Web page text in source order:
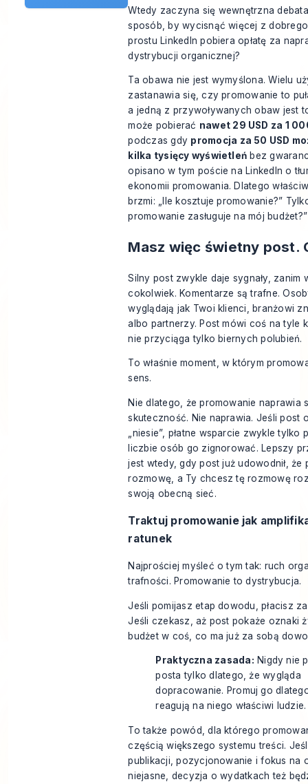
Wtedy zaczyna się wewnętrzna
sposób, by wycisnąć więcej z
prostu LinkedIn pobiera opłatę za
dystrybucji organicznej?
Ta obawa nie jest wymyślona. Wielu
zastanawia się, czy promowanie to
a jedną z przywoływanych obaw jest
może pobierać nawet 29 USD za 1
podczas gdy promocja za 50 USD
kilka tysięcy wyświetleń bez
opisano wtym poście na LinkedIn o
ekonomii promowania. Dlatego
brzmi: „Ile kosztuje promowanie?”
promowanie zasługuje na mój budżet?”
Masz więc świetny post.
Silny post zwykle daje sygnały, zanim
cokolwiek. Komentarze są trafne.
wyglądają jak Twoi klienci, branżowi
albo partnerzy. Post mówi coś na tyle
nie przyciąga tylko biernych polubień.
To właśnie moment, w którym
sens.
Nie dlatego, że promowanie naprawia
skuteczność. Nie naprawia. Jeśli post
„niesie”, płatne wsparcie zwykle tylko
liczbie osób go zignorować. Lepszy
jest wtedy, gdy post już udowodnił,
rozmowę, a Ty chcesz tę rozmowę
swoją obecną sieć.
Traktuj promowanie jak
ratunek
Najprościej myśleć o tym tak: ruch
trafności. Promowanie to dystrybucja.
Jeśli pomijasz etap dowodu, płacisz
Jeśli czekasz, aż post pokaże oznaki
budżet w coś, co ma już za sobą
Praktyczna zasada: Nigdy nie
posta tylko dlatego, że wygląda
dopracowanie. Promuj go
reagują na niego właściwi ludzie.
To także powód, dla którego
częścią większego systemu treści.
publikacji, pozycjonowanie i fokus na
niejasne, decyzja o wydatkach też